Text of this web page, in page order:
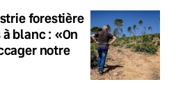
forestière
blanc : «On
notre